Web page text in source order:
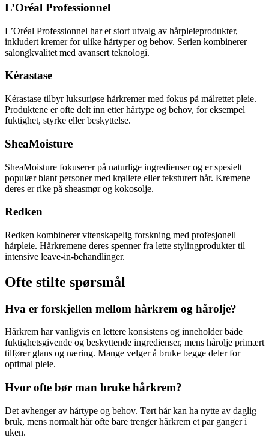
L’Oréal Professionnel
L’Oréal Professionnel har et stort utvalg av hårpleieprodukter,
inkludert kremer for ulike hårtyper og behov. Serien kombinerer
salongkvalitet med avansert teknologi.
Kérastase
Kérastase tilbyr luksuriøse hårkremer med fokus på målrettet pleie.
Produktene er ofte delt inn etter hårtype og behov, for eksempel
fuktighet, styrke eller beskyttelse.
SheaMoisture
SheaMoisture fokuserer på naturlige ingredienser og er spesielt
populær blant personer med krøllete eller teksturert hår. Kremene
deres er rike på sheasmør og kokosolje.
Redken
Redken kombinerer vitenskapelig forskning med profesjonell
hårpleie. Hårkremene deres spenner fra lette stylingprodukter til
intensive leave-in-behandlinger.
Ofte stilte spørsmål
Hva er forskjellen mellom hårkrem og hårolje?
Hårkrem har vanligvis en lettere konsistens og inneholder både
fuktighetsgivende og beskyttende ingredienser, mens hårolje primært
tilfører glans og næring. Mange velger å bruke begge deler for
optimal pleie.
Hvor ofte bør man bruke hårkrem?
Det avhenger av hårtype og behov. Tørt hår kan ha nytte av daglig
bruk, mens normalt hår ofte bare trenger hårkrem et par ganger i
uken.